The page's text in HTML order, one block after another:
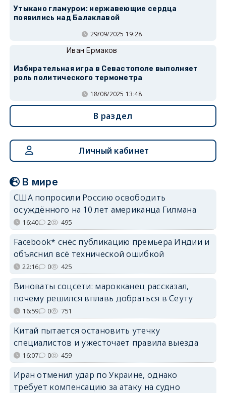
Утыкано гламуром: нержавеющие сердца
появились над Балаклавой
29/09/2025 19:28
Иван Ермаков
Избирательная игра в Севастополе выполняет
роль политического термометра
18/08/2025 13:48
В раздел
Личный кабинет
В мире
США попросили Россию освободить
осуждённого на 10 лет американца Гилмана
16:40 2 495
Facebook* снёс публикацию премьера Индии и
объяснил всё технической ошибкой
22:16 0 425
Виноваты соцсети: марокканец рассказал,
почему решился вплавь добраться в Сеуту
16:59 0 751
Китай пытается остановить утечку
специалистов и ужесточает правила выезда
16:07 0 459
Иран отменил удар по Украине, однако
требует компенсацию за атаку на судно